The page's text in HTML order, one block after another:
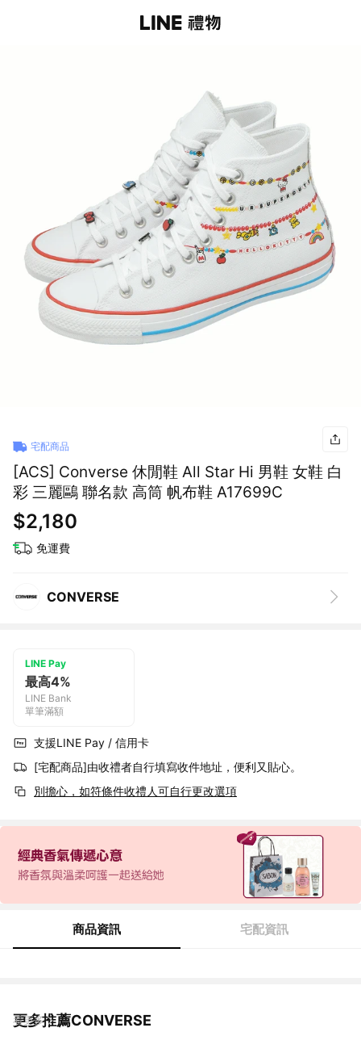
宅配商品
[ACS] Converse 休閒鞋 All Star Hi 男鞋 女鞋 白
彩 三麗鷗 聯名款 高筒 帆布鞋 A17699C
$2,180
免運費
CONVERSE
LINE Pay
最高4%
LINE Bank
單筆滿額
支援LINE Pay / 信用卡
[宅配商品]由收禮者自行填寫收件地址，便利又貼心。
別擔心，如符條件收禮人可自行更改選項
商品資訊 宅配資訊
更多推薦CONVERSE
看更多